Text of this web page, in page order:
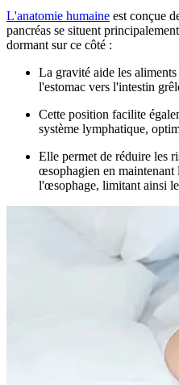
L'anatomie humaine est conçue
pancréas se situent
dormant sur ce côté :
La gravité aide les
l'estomac vers l'intestin
Cette position facilite
système lymphatique,
Elle permet de réduire les
œsophagien en maintenant
l'œsophage, limitant ainsi